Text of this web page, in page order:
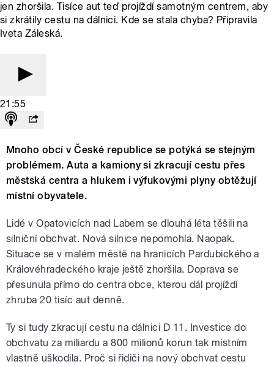
jen zhoršila. Tisíce aut teď projíždí samotným centrem, aby
si zkrátily cestu na dálnici. Kde se stala chyba? Připravila
Iveta Záleská.
21:55
Mnoho obcí v České republice se potýká se stejným
problémem. Auta a kamiony si zkracují cestu přes
městská centra a hlukem i výfukovými plyny obtěžují
místní obyvatele.
Lidé v Opatovicích nad Labem se dlouhá léta těšili na
silniční obchvat. Nová silnice nepomohla. Naopak.
Situace se v malém městě na hranicích Pardubického a
Královéhradeckého kraje ještě zhoršila. Doprava se
přesunula přímo do centra obce, kterou dál projíždí
zhruba 20 tisíc aut denně.
Ty si tudy zkracují cestu na dálnici D 11. Investice do
obchvatu za miliardu a 800 milionů korun tak místním
vlastně uškodila. Proč si řidiči na nový obchvat cestu